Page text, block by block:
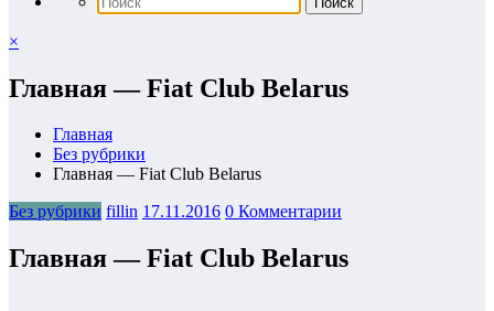
×
Главная — Fiat Club Belarus
Главная
Без рубрики
Главная — Fiat Club Belarus
Без рубрики fillin 17.11.2016 0 Комментарии
Главная — Fiat Club Belarus